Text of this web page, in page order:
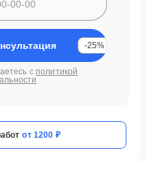
-25%
с политикой
от 1200 ₽